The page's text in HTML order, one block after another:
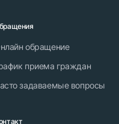
обращение
приема граждан
задаваемые вопросы